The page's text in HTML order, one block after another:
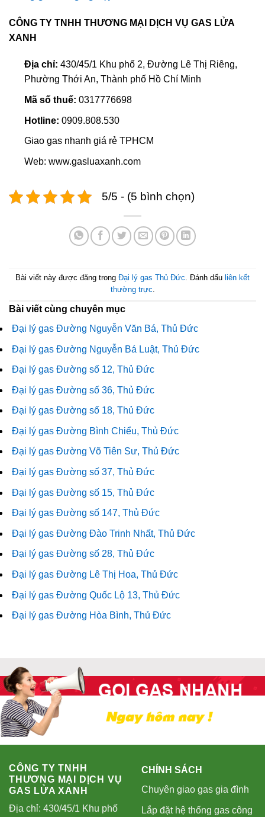
CÔNG TY TNHH THƯƠNG MẠI DỊCH VỤ GAS LỬA
XANH
Địa chỉ: 430/45/1 Khu phố 2, Đường Lê Thị Riêng,
Phường Thới An, Thành phố Hồ Chí Minh
Mã số thuế: 0317776698
Hotline: 0909.808.530
Giao gas nhanh giá rẻ TPHCM
Web: www.gasluaxanh.com
5/5 - (5 bình chọn)
Bài viết này được đăng trong Đại lý gas Thủ Đức. Đánh dấu liên kết
thường trực.
Bài viết cùng chuyên mục
Đại lý gas Đường Nguyễn Văn Bá, Thủ Đức
Đại lý gas Đường Nguyễn Bá Luật, Thủ Đức
Đại lý gas Đường số 12, Thủ Đức
Đại lý gas Đường số 36, Thủ Đức
Đại lý gas Đường số 18, Thủ Đức
Đại lý gas Đường Bình Chiểu, Thủ Đức
Đại lý gas Đường Võ Tiên Sư, Thủ Đức
Đại lý gas Đường số 37, Thủ Đức
Đại lý gas Đường số 15, Thủ Đức
Đại lý gas Đường số 147, Thủ Đức
Đại lý gas Đường Đào Trinh Nhất, Thủ Đức
Đại lý gas Đường số 28, Thủ Đức
Đại lý gas Đường Lê Thị Hoa, Thủ Đức
Đại lý gas Đường Quốc Lộ 13, Thủ Đức
Đại lý gas Đường Hòa Bình, Thủ Đức
CÔNG TY TNHH
THƯƠNG MẠI DỊCH VỤ
GAS LỬA XANH
Địa chỉ: 430/45/1 Khu phố
CHÍNH SÁCH
Chuyên giao gas gia đình
Lắp đặt hệ thống gas công